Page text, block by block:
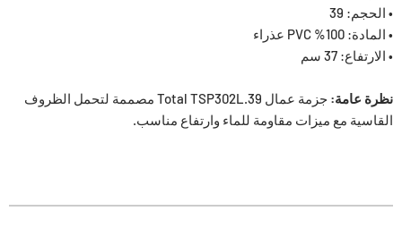
• الحجم: 39
• المادة: 100% PVC عذراء
• الارتفاع: 37 سم
نظرة عامة:
جزمة عمال Total TSP302L.39 مصممة لتحمل الظروف
القاسية مع ميزات مقاومة للماء وارتفاع مناسب.